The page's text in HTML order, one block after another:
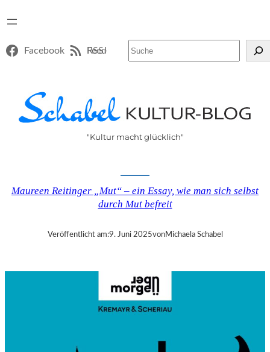
Facebook RSS-Feed
"Kultur macht glücklich"
Maureen Reitinger „Mut“ – ein Essay, wie man sich selbst
durch Mut befreit
Veröffentlicht am:9. Juni 2025vonMichaela Schabel